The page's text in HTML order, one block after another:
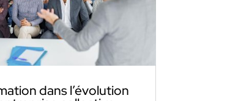
dans l’évolution